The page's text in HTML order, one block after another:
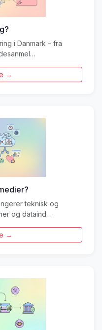
i Danmark – fra
→
teknisk og
og dataind…
→